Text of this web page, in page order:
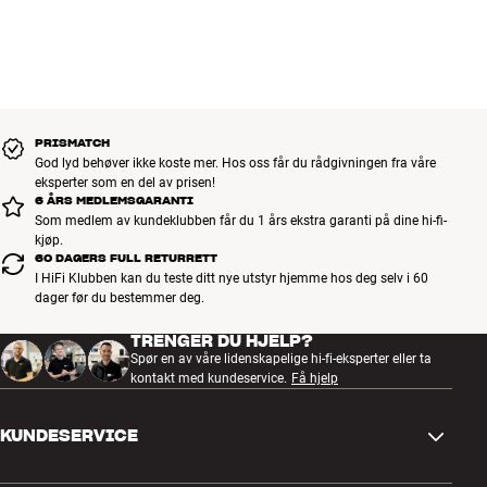
PRISMATCH
God lyd behøver ikke koste mer. Hos oss får du rådgivningen fra våre
eksperter som en del av prisen!
6 ÅRS MEDLEMSGARANTI
Som medlem av kundeklubben får du 1 års ekstra garanti på dine hi-fi-
kjøp.
60 DAGERS FULL RETURRETT
I HiFi Klubben kan du teste ditt nye utstyr hjemme hos deg selv i 60
dager før du bestemmer deg.
TRENGER DU HJELP?
Spør en av våre lidenskapelige hi-fi-eksperter eller ta
kontakt med kundeservice. Få hjelp
KUNDESERVICE